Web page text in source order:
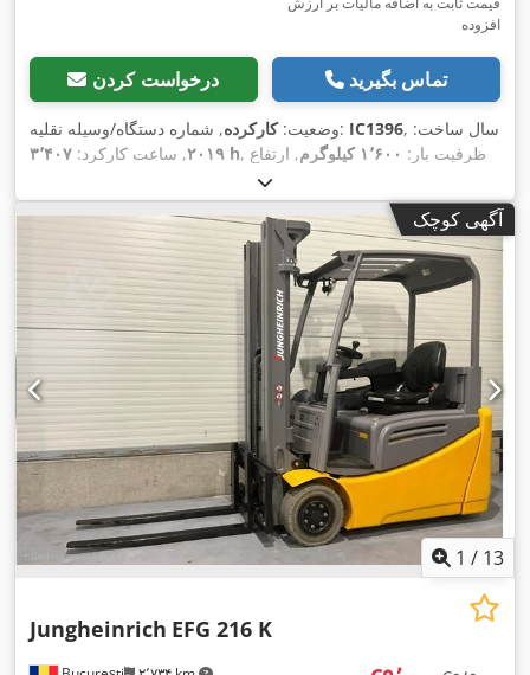
افزوده
درخواست کردن تماس بگیرید
وضعیت:کارکرده , شماره دستگاه/وسیله نقلیه: IC1396 , سال ساخت:
۲۰۱۹, ساعت کارکرد: ۳٬۴۰۷ h , ظرفیت بار: ۱٬۶۰۰ کیلوگرم
, ارتفاع
, نوع سوخت:
ارتفاع سازه:۲٬۱۶۰ میلی‌متر , طول شاخک‌ها:۸۰۰ میلی‌متر ,
آگهی کوچک
1 / 13
Jungheinrich EFG 216 K